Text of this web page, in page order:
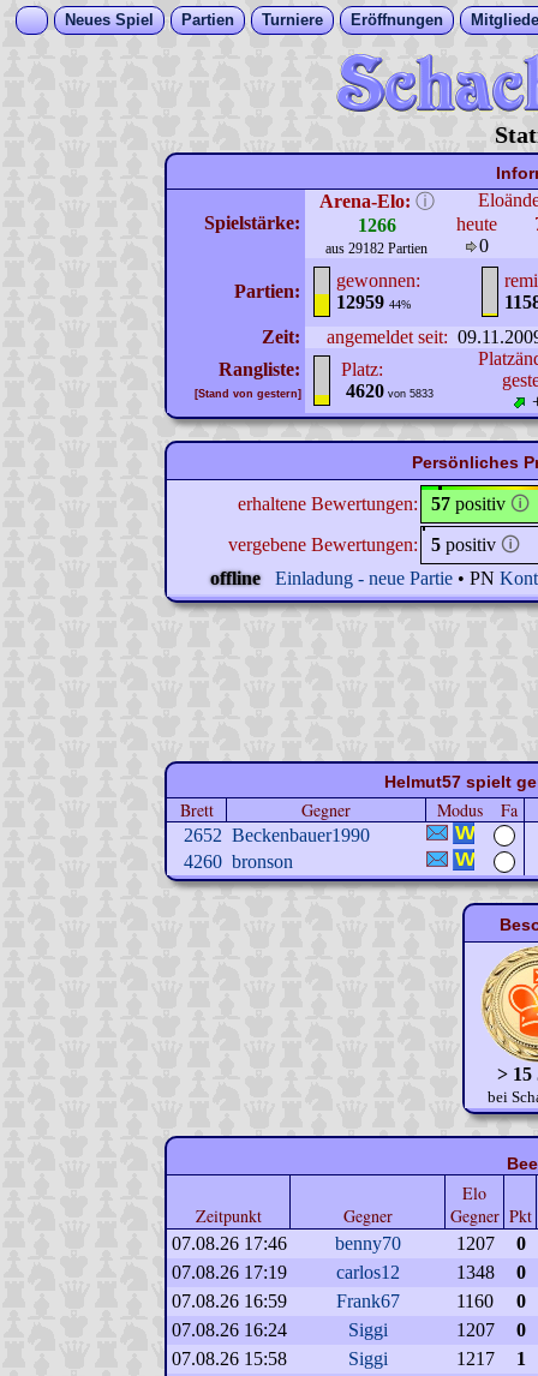
Neues Spiel Partien Turniere Eröffnungen
Spielstärke:
Arena-Elo: ⓘ
1266
aus 29182 Partien
heute
0
Partien:
gewonnen:
12959 44%
Zeit:
angemeldet seit:
Rangliste:
[Stand von gestern]
Platz:
4620 von 5833
Persönliches
erhaltene Bewertungen: 57 positiv 🛈
vergebene Bewertungen:
5 positiv 🛈
offline
Einladung - neue Partie • PN
Helmut57 spielt
Brett Gegner Modus Fa
2652 Beckenbauer1990
4260 bronson
> 15
bei
Zeitpunkt Gegner
Elo
Gegner Pkt
07.08.26 17:46 benny70 1207
0
07.08.26 17:19
carlos12 1348
0
07.08.26 16:59
Frank67 1160
0
07.08.26 16:24
Siggi 1207
0
07.08.26 15:58
Siggi 1217
1